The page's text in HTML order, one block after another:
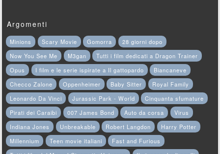
Argomenti
Minions Scary Movie Gomorra
28 giorni dopo
Now You See Me
M3gan
Tutti i film dedicati a Dragon Trainer
Opus
I film e le serie ispirate a Il gattopardo
Biancaneve
Checco Zalone
Oppenheimer Baby Sitter
Royal Family
Leonardo Da Vinci
Jurassic Park - World
Cinquanta sfumature
Pirati dei Caraibi
007 James Bond Auto da corsa
Virus
Indiana Jones
Unbreakable Robert Langdon
Harry Potter
Millennium
Teen movie italiani
Fast and Furious